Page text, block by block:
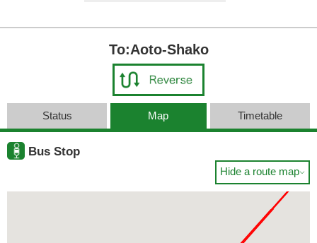
To:Aoto-Shako
Status Map Timetable
Bus Stop
Hide a route map